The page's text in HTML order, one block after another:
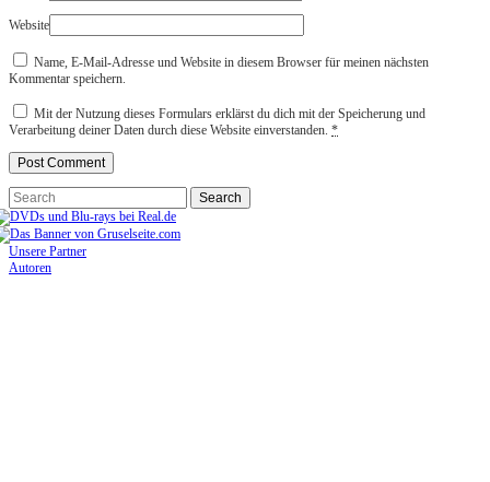
Website
Name, E-Mail-Adresse und Website in diesem Browser für meinen nächsten
Kommentar speichern.
Mit der Nutzung dieses Formulars erklärst du dich mit der Speicherung und
Verarbeitung deiner Daten durch diese Website einverstanden. *
Unsere Partner
Autoren